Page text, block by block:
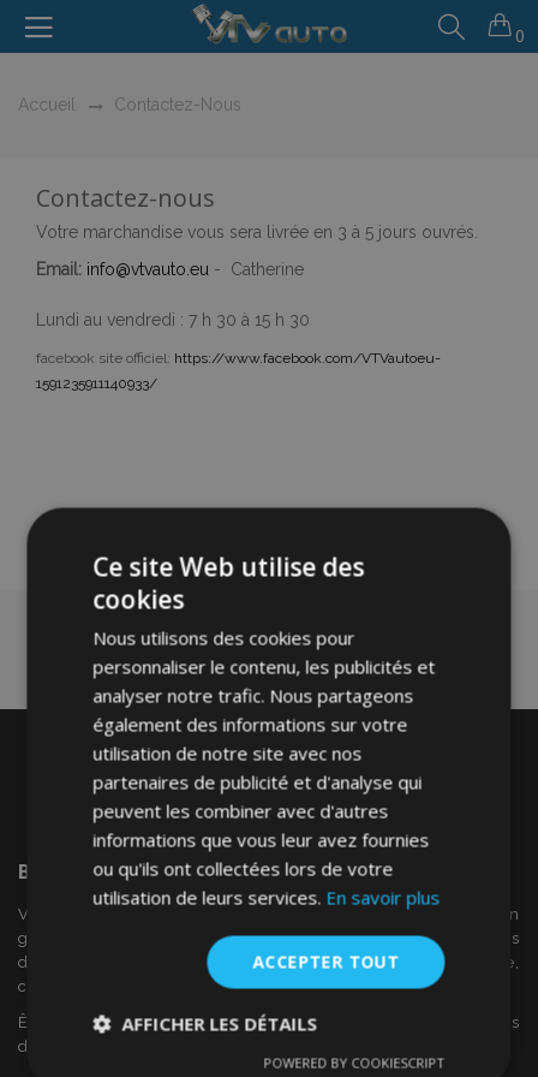
0
Accueil Contactez-Nous
Contactez-nous
Votre marchandise vous sera livrée en 3 à 5 jours ouvrés.
Email: info@vtvauto.eu - Catherine
Lundi au vendredi : 7 h 30 à 15 h 30
facebook site officiel: https://www.facebook.com/VTVautoeu-
1591235911140933/
Bienvenue Sur VTVAuto
VTV voiture est un détaillant européen et fournisseur en
gros d'accessoires automobiles tels que:. les enjoliveurs, les
déflecteurs de vent, housses de siège, tapis de voiture,
couvertures de chrome et cadres ...
Êtes-vous intéressé par dropshipping ou voulez-vous
devenir notre partenaire?
Ce site Web utilise des
cookies
Nous utilisons des cookies pour
personnaliser le contenu, les publicités et
analyser notre trafic. Nous partageons
également des informations sur votre
utilisation de notre site avec nos
partenaires de publicité et d'analyse qui
peuvent les combiner avec d'autres
informations que vous leur avez fournies
ou qu'ils ont collectées lors de votre
utilisation de leurs services. En savoir plus
ACCEPTER TOUT
AFFICHER LES DÉTAILS
POWERED BY COOKIESCRIPT